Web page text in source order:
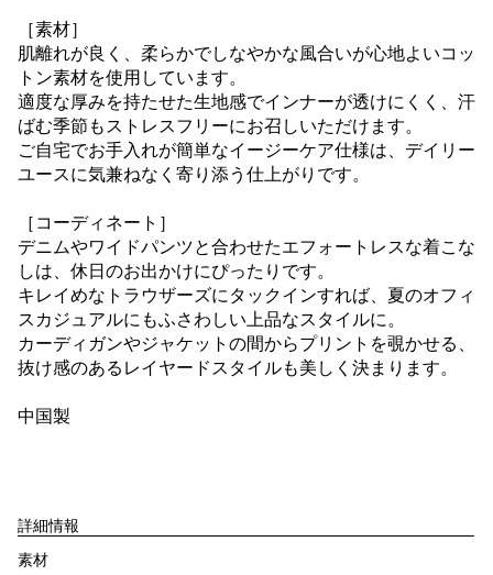
［素材］
肌離れが良く、柔らかでしなやかな風合いが心地よいコッ
トン素材を使用しています。
適度な厚みを持たせた生地感でインナーが透けにくく、汗
ばむ季節もストレスフリーにお召しいただけます。
ご自宅でお手入れが簡単なイージーケア仕様は、デイリー
ユースに気兼ねなく寄り添う仕上がりです。
［コーディネート］
デニムやワイドパンツと合わせたエフォートレスな着こな
しは、休日のお出かけにぴったりです。
キレイめなトラウザーズにタックインすれば、夏のオフィ
スカジュアルにもふさわしい上品なスタイルに。
カーディガンやジャケットの間からプリントを覗かせる、
抜け感のあるレイヤードスタイルも美しく決まります。
中国製
詳細情報
素材